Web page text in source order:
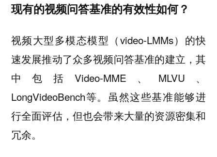
现有的视频问答基准的有效性如何？
视频大型多模态模型（video-LMMs）的快
速发展推动了众多视频问答基准的建立，其
中包括Video-MME、MLVU、
LongVideoBench等。虽然这些基准能够进
行全面评估，但也会带来大量的资源密集和
冗余。